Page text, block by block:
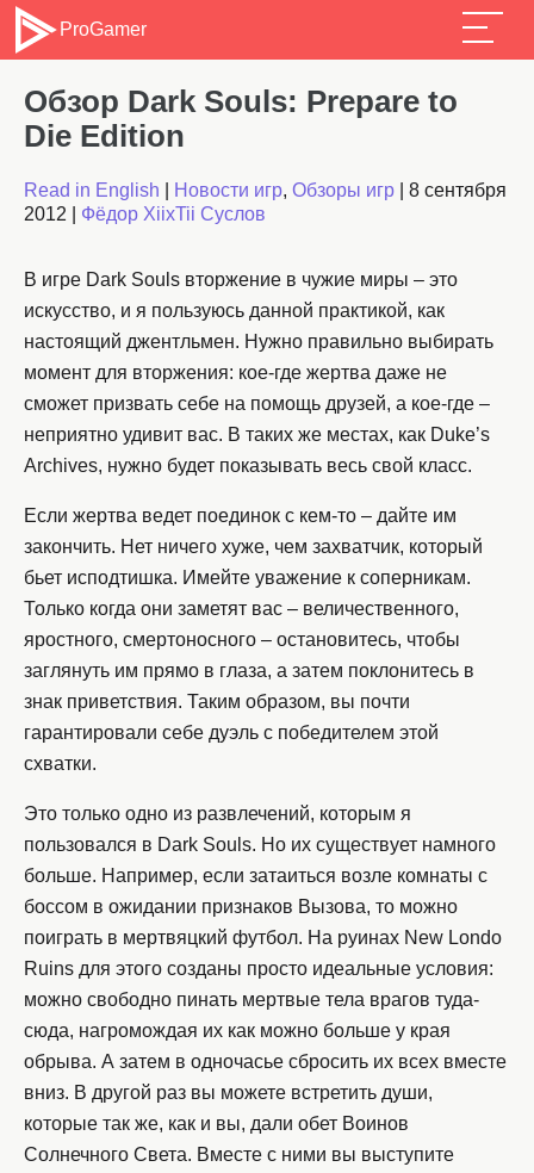
ProGamer
Обзор Dark Souls: Prepare to
Die Edition
Read in English Новости игр, Обзоры игр
8 сентября
2012
Фёдор XiixTii Суслов
В игре Dark Souls вторжение в чужие миры – это
искусство, и я пользуюсь данной практикой, как
настоящий джентльмен. Нужно правильно выбирать
момент для вторжения: кое-где жертва даже не
сможет призвать себе на помощь друзей, а кое-где –
неприятно удивит вас. В таких же местах, как Duke’s
Archives, нужно будет показывать весь свой класс.
Если жертва ведет поединок с кем-то – дайте им
закончить. Нет ничего хуже, чем захватчик, который
бьет исподтишка. Имейте уважение к соперникам.
Только когда они заметят вас – величественного,
яростного, смертоносного – остановитесь, чтобы
заглянуть им прямо в глаза, а затем поклонитесь в
знак приветствия. Таким образом, вы почти
гарантировали себе дуэль с победителем этой
схватки.
Это только одно из развлечений, которым я
пользовался в Dark Souls. Но их существует намного
больше. Например, если затаиться возле комнаты с
боссом в ожидании признаков Вызова, то можно
поиграть в мертвяцкий футбол. На руинах New Londo
Ruins для этого созданы просто идеальные условия:
можно свободно пинать мертвые тела врагов туда-
сюда, нагромождая их как можно больше у края
обрыва. А затем в одночасье сбросить их всех вместе
вниз. В другой раз вы можете встретить души,
которые так же, как и вы, дали обет Воинов
Солнечного Света. Вместе с ними вы выступите